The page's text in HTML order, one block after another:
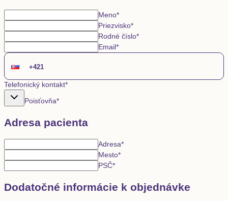
Meno*
Priezvisko*
Rodné číslo*
Email*
Telefonický kontakt*
Poisťovňa*
Adresa pacienta
Adresa*
Mesto*
PSČ*
Dodatočné informácie k objednávke